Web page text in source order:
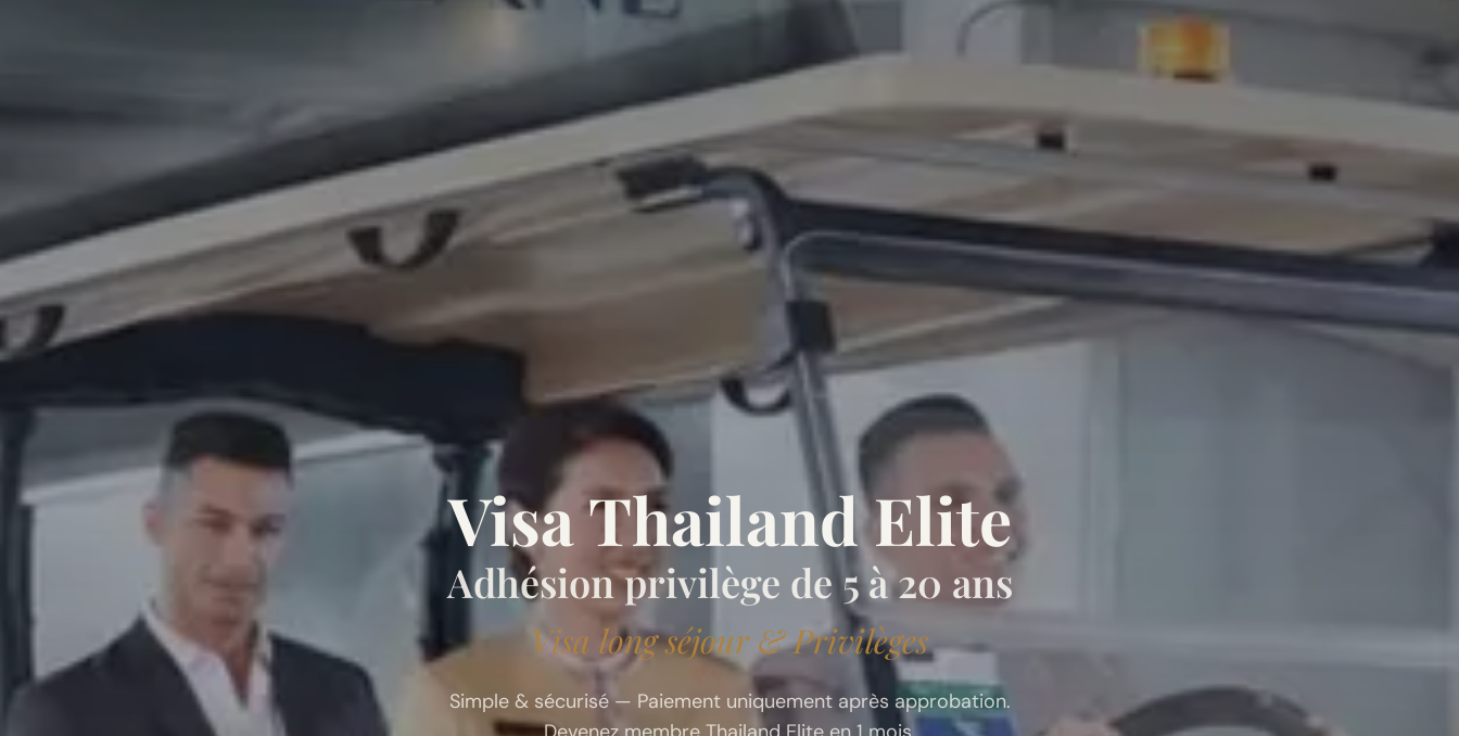
Visa Thailand Elite
Adhésion privilège de 5 à 20 ans
Visa long séjour & Privilèges
Simple & sécurisé — Paiement uniquement après approbation.